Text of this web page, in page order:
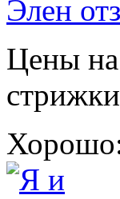
Элен
Цены